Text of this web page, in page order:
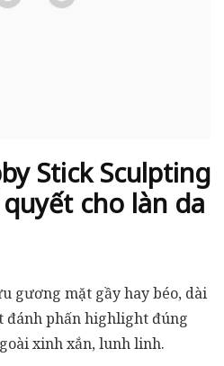
Stick Sculpting
cho làn da
gương mặt gầy hay béo, dài
phấn highlight đúng
xinh xắn, lunh linh.